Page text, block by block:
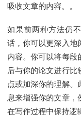
吸收文章的内容。。
如果前两种方法仍
话，你可以更深入地
内容。你可以将每段
后与你的论文进行
点或加深你的理解
息来增强你的文章，
在写作过程中保持逻